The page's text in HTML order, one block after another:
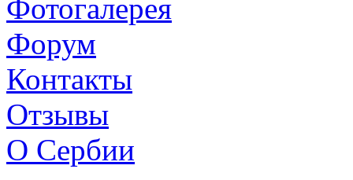
Фотогалерея
Форум
Контакты
Отзывы
О Сербии